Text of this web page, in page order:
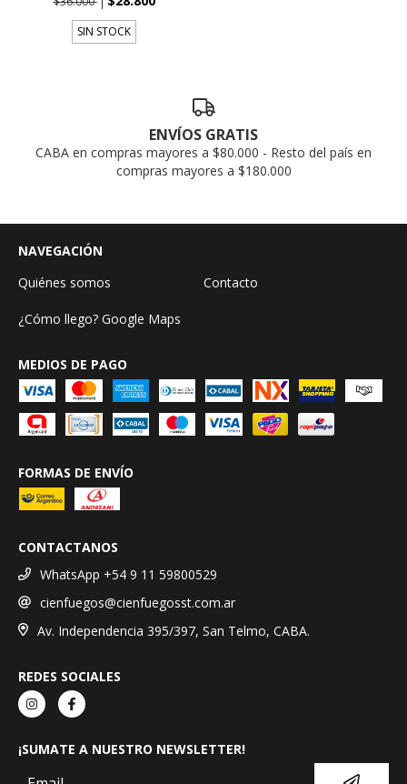
SIN STOCK
ENVÍOS GRATIS
CABA en compras mayores a $80.000 - Resto del país en
compras mayores a $180.000
NAVEGACIÓN
Quiénes somos
Contacto
¿Cómo llego? Google Maps
MEDIOS DE PAGO
FORMAS DE ENVÍO
CONTACTANOS
WhatsApp +54 9 11 59800529
cienfuegos@cienfuegosst.com.ar
Av. Independencia 395/397, San Telmo, CABA.
REDES SOCIALES
¡SUMATE A NUESTRO NEWSLETTER!